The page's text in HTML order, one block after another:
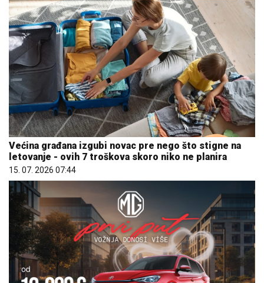
Većina građana izgubi novac pre nego što stigne na
letovanje - ovih 7 troškova skoro niko ne planira
15. 07. 2026 07:44